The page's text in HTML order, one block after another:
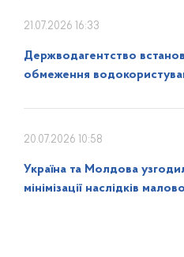
21.07.2026 16:33
Держводагентство
обмеження
20.07.2026 10:58
Україна та Молдова
мінімізації наслідків